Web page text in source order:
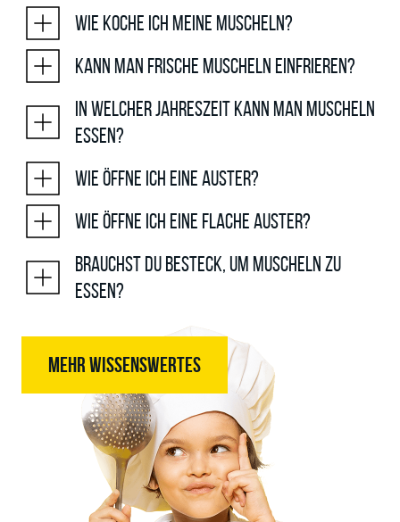
Wie koche ich meine Muscheln?
Kann man frische Muscheln einfrieren?
In welcher Jahreszeit kann man Muscheln
essen?
Wie öffne ich eine Auster?
Wie öffne ich eine flache Auster?
Brauchst du Besteck, um Muscheln zu
essen?
MEHR WISSENSWERTES